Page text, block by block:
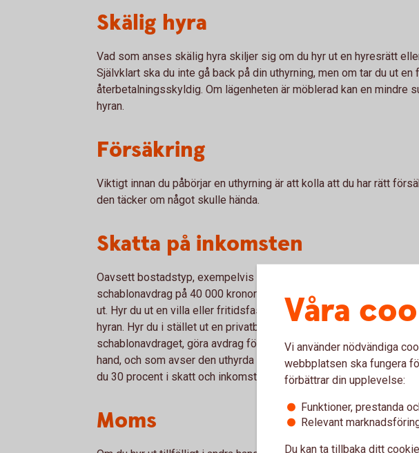
Skälig hyra
Vad som anses skälig hyra skiljer sig om du hyr ut en hyresrätt
Självklart ska du inte gå back på din uthyrning, men om tar du ut en
återbetalningsskyldig. Om lägenheten är möblerad kan en mindre
hyran.
Försäkring
Viktigt innan du påbörjar en uthyrning är att kolla att du har rätt
den täcker om något skulle hända.
Skatta på inkomsten
Oavsett bostadstyp, exempelvis villa, fritidshus eller bostadsrätt,
schablonavdrag på 40 000 kronor per bostad och år från inkomster
ut. Hyr du ut en villa eller fritidsfastighet får du dessutom göra
hyran. Hyr du i stället ut en privatbostadsrätt eller hyreslägenhet
schablonavdraget, göra avdrag för avgift eller hyra du har under
hand, och som avser den uthyrda delen. För inkomster som
du 30 procent i skatt och inkomsten redovisas som inkomst av
Moms
Våra
Vi använder nödvändiga
webbplatsen ska fungera
förbättrar din upplevelse:
Funktioner, prestanda
Relevant
Du kan ta tillbaka ditt